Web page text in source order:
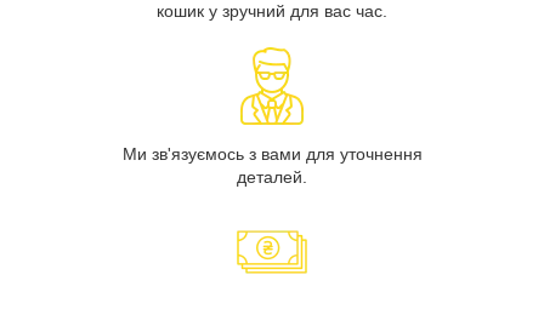
кошик у зручний для вас час.
Ми зв'язуємось з вами для уточнення
деталей.